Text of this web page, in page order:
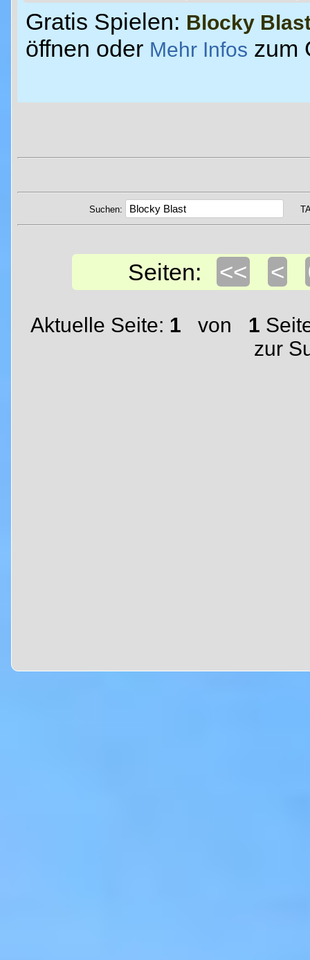
Gratis Spielen: Blocky
öffnen oder Mehr Infos zum
Suchen:
Seiten: << <
Aktuelle Seite: 1 von 1
zur